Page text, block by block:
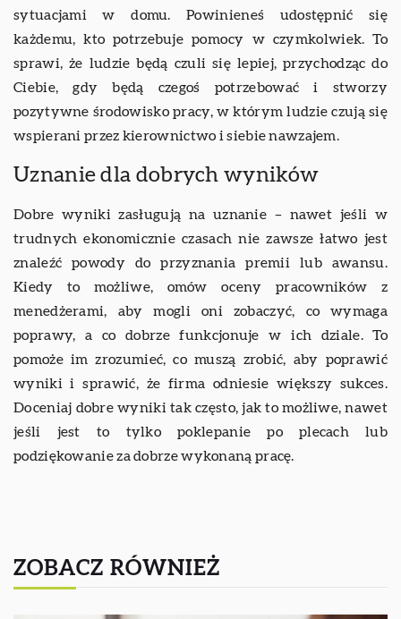
sytuacjami w domu. Powinieneś udostępnić się
każdemu, kto potrzebuje pomocy w czymkolwiek. To
sprawi, że ludzie będą czuli się lepiej, przychodząc do
Ciebie, gdy będą czegoś potrzebować i stworzy
pozytywne środowisko pracy, w którym ludzie czują się
wspierani przez kierownictwo i siebie nawzajem.
Uznanie dla dobrych wyników
Dobre wyniki zasługują na uznanie – nawet jeśli w
trudnych ekonomicznie czasach nie zawsze łatwo jest
znaleźć powody do przyznania premii lub awansu.
Kiedy to możliwe, omów oceny pracowników z
menedżerami, aby mogli oni zobaczyć, co wymaga
poprawy, a co dobrze funkcjonuje w ich dziale. To
pomoże im zrozumieć, co muszą zrobić, aby poprawić
wyniki i sprawić, że firma odniesie większy sukces.
Doceniaj dobre wyniki tak często, jak to możliwe, nawet
jeśli jest to tylko poklepanie po plecach lub
podziękowanie za dobrze wykonaną pracę.
ZOBACZ RÓWNIEŻ